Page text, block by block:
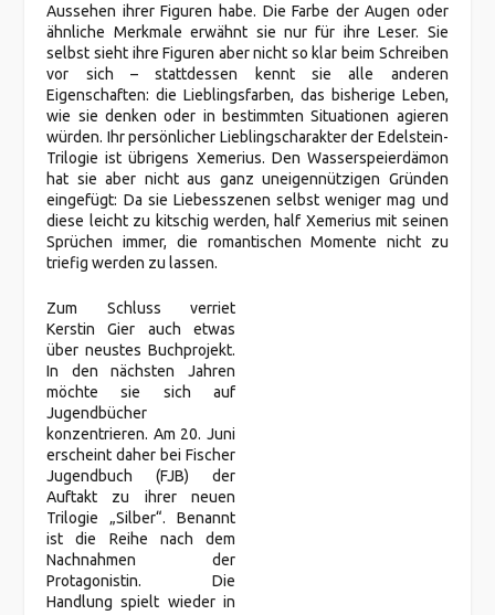
Aussehen ihrer Figuren habe. Die Farbe der Augen oder
ähnliche Merkmale erwähnt sie nur für ihre Leser. Sie
selbst sieht ihre Figuren aber nicht so klar beim Schreiben
vor sich – stattdessen kennt sie alle anderen
Eigenschaften: die Lieblingsfarben, das bisherige Leben,
wie sie denken oder in bestimmten Situationen agieren
würden. Ihr persönlicher Lieblingscharakter der Edelstein-
Trilogie ist übrigens Xemerius. Den Wasserspeierdämon
hat sie aber nicht aus ganz uneigennützigen Gründen
eingefügt: Da sie Liebesszenen selbst weniger mag und
diese leicht zu kitschig werden, half Xemerius mit seinen
Sprüchen immer, die romantischen Momente nicht zu
triefig werden zu lassen.
Zum Schluss verriet
Kerstin Gier auch etwas
über neustes Buchprojekt.
In den nächsten Jahren
möchte sie sich auf
Jugendbücher
konzentrieren. Am 20. Juni
erscheint daher bei Fischer
Jugendbuch (FJB) der
Auftakt zu ihrer neuen
Trilogie „Silber“. Benannt
ist die Reihe nach dem
Nachnahmen der
Protagonistin. Die
Handlung spielt wieder in